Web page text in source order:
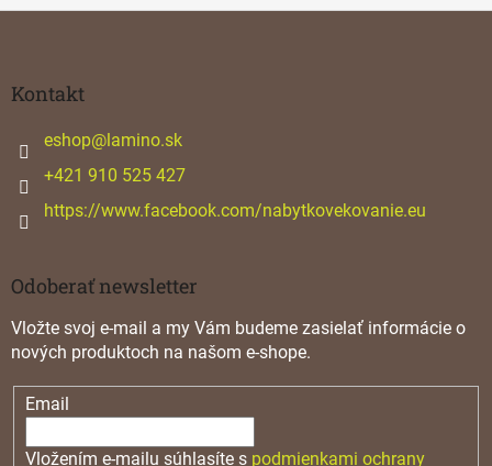
Kontakt
eshop@lamino.sk
+421 910 525 427
https://www.facebook.com/nabytkovekovanie.eu
Odoberať newsletter
Vložte svoj e-mail a my Vám budeme zasielať informácie o
nových produktoch na našom e-shope.
Email
Vložením e-mailu súhlasíte s podmienkami ochrany